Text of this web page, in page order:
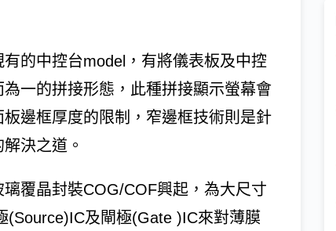
的中控台model，有將儀表板及中控
為一的拼接形態，此種拼接顯示螢幕會
板邊框厚度的限制，窄邊框技術則是針
決之道。
璃覆晶封裝COG/COF興起，為大尺寸
(Source)IC及閘極(Gate )IC來對薄膜